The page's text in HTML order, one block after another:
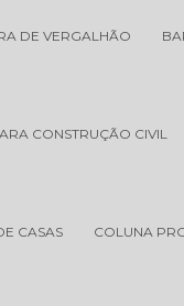
DE VERGALHÃO
CONSTRUÇÃO CIVIL
CASAS COLUNA